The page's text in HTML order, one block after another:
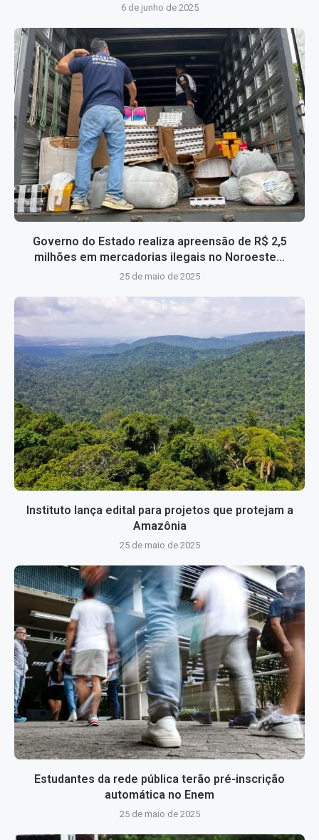
6 de junho de 2025
Governo do Estado realiza apreensão de R$ 2,5
milhões em mercadorias ilegais no Noroeste...
25 de maio de 2025
Instituto lança edital para projetos que protejam a
Amazônia
25 de maio de 2025
Estudantes da rede pública terão pré-inscrição
automática no Enem
25 de maio de 2025